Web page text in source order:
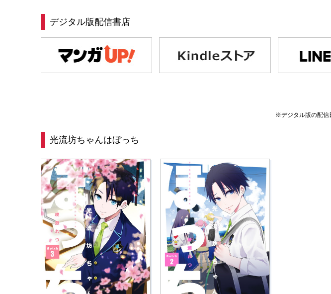
デジタル版配信書店
※デジタル版の配信
光流坊ちゃんはぼっち